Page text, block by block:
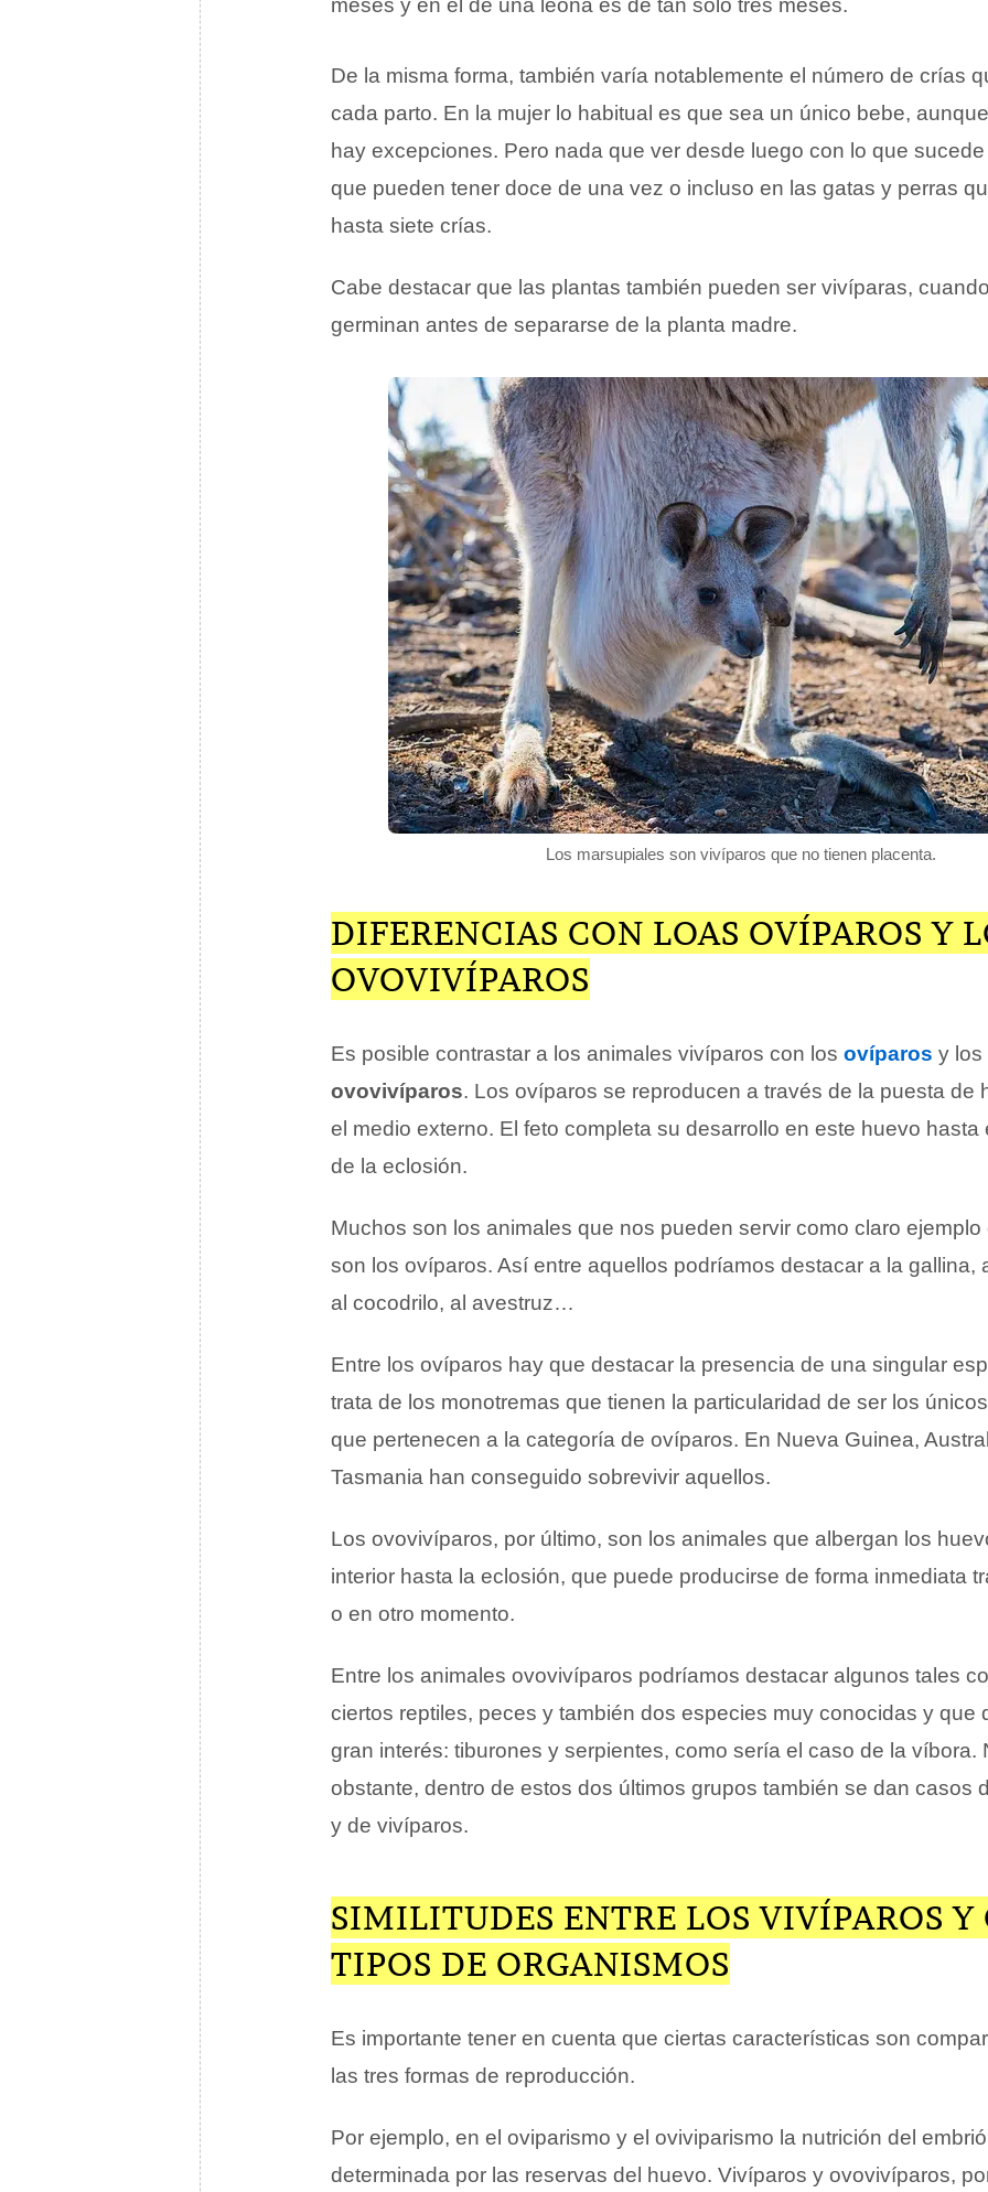
meses y en el de una leona es de tan sólo tres meses.
De la misma forma, también varía notablemente el número de crías
cada parto. En la mujer lo habitual es que sea un único bebe,
hay excepciones. Pero nada que ver desde luego con lo que
que pueden tener doce de una vez o incluso en las gatas y perras
hasta siete crías.
Cabe destacar que las plantas también pueden ser vivíparas,
germinan antes de separarse de la planta madre.
Los marsupiales son vivíparos que no tienen placenta.
DIFERENCIAS CON LOAS OVÍPAROS Y
OVOVIVÍPAROS
Es posible contrastar a los animales vivíparos con los ovíparos y los
ovovivíparos. Los ovíparos se reproducen a través de la puesta de
el medio externo. El feto completa su desarrollo en este huevo hasta
de la eclosión.
Muchos son los animales que nos pueden servir como claro ejemplo
son los ovíparos. Así entre aquellos podríamos destacar a la gallina,
al cocodrilo, al avestruz…
Entre los ovíparos hay que destacar la presencia de una singular
trata de los monotremas que tienen la particularidad de ser los
que pertenecen a la categoría de ovíparos. En Nueva Guinea,
Tasmania han conseguido sobrevivir aquellos.
Los ovovivíparos, por último, son los animales que albergan los
interior hasta la eclosión, que puede producirse de forma inmediata
o en otro momento.
Entre los animales ovovivíparos podríamos destacar algunos tales
ciertos reptiles, peces y también dos especies muy conocidas y que
gran interés: tiburones y serpientes, como sería el caso de la víbora.
obstante, dentro de estos dos últimos grupos también se dan casos
y de vivíparos.
SIMILITUDES ENTRE LOS VIVÍPAROS Y
TIPOS DE ORGANISMOS
Es importante tener en cuenta que ciertas características son
las tres formas de reproducción.
Por ejemplo, en el oviparismo y el oviviparismo la nutrición del
determinada por las reservas del huevo. Vivíparos y ovovivíparos,